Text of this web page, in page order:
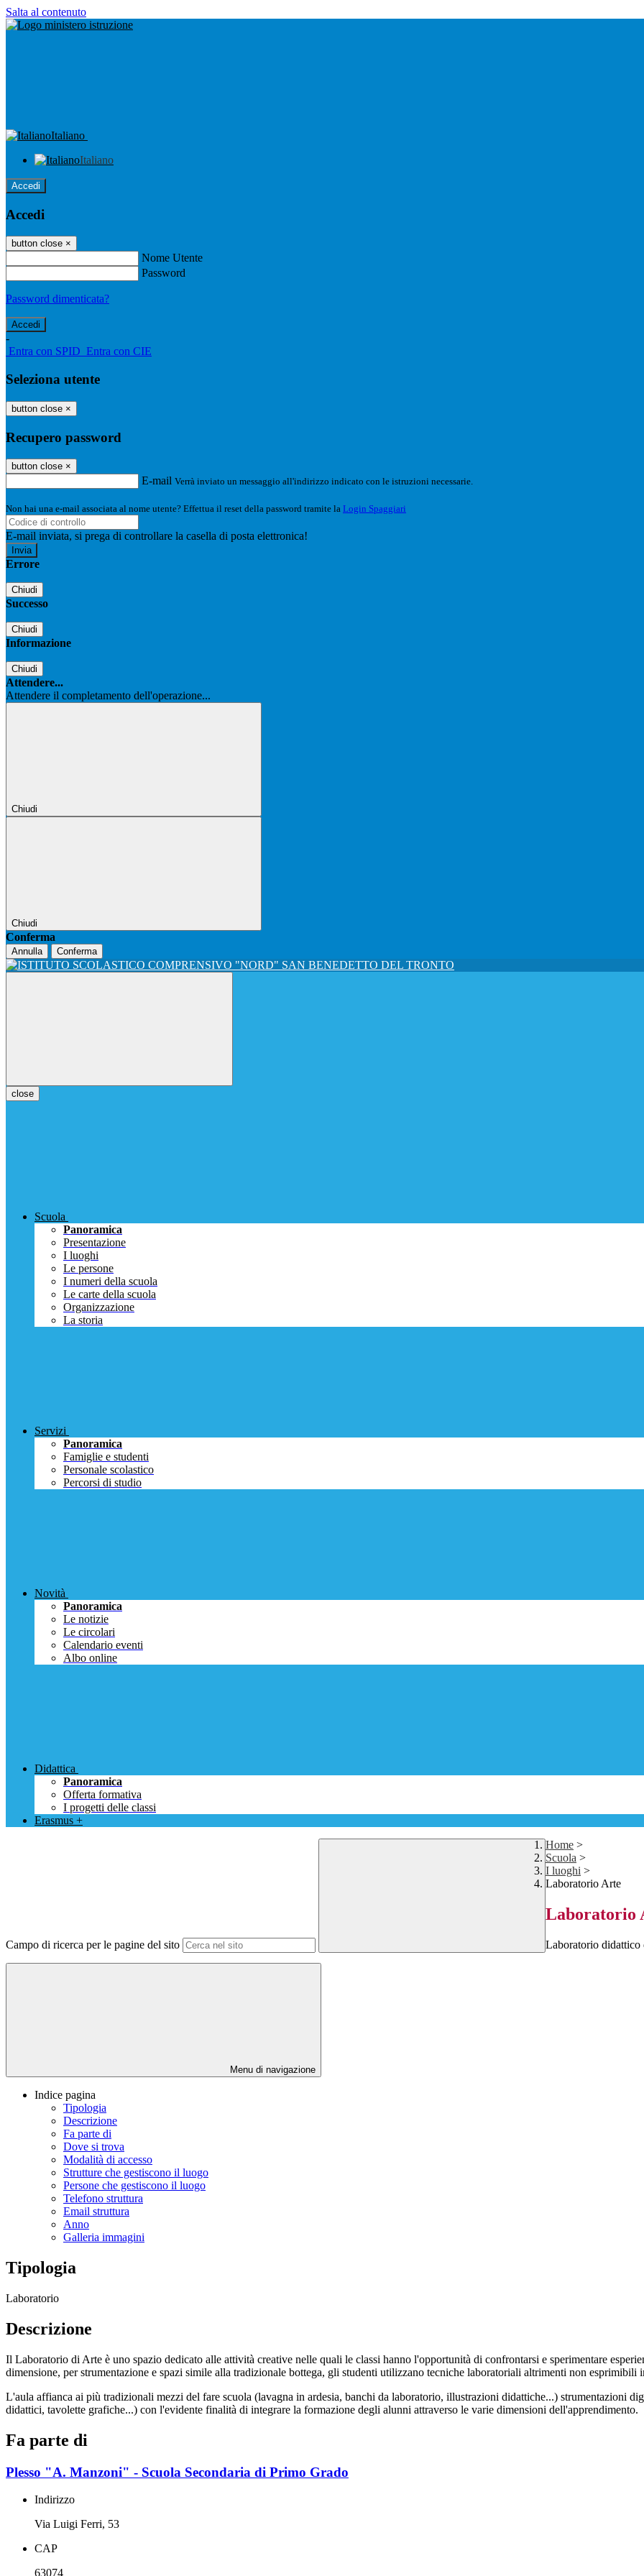
Salta al contenuto
Italiano
Italiano
Accedi
Accedi
button close ×
Nome Utente
Password
Password dimenticata?
-
Entra con SPID Entra con CIE
Seleziona utente
button close ×
Recupero password
button close ×
E-mail Verrà inviato un messaggio all'indirizzo indicato con le istruzioni necessarie.
Non hai una e-mail associata al nome utente? Effettua il reset della password tramite la Login Spaggiari
E-mail inviata, si prega di controllare la casella di posta elettronica!
Errore
Chiudi
Successo
Chiudi
Informazione
Chiudi
Attendere...
Attendere il completamento dell'operazione...
Chiudi
Chiudi
Conferma
Annulla Conferma
close
Scuola
Panoramica
Presentazione
I luoghi
Le persone
I numeri della scuola
Le carte della scuola
Organizzazione
La storia
Servizi
Panoramica
Famiglie e studenti
Personale scolastico
Percorsi di studio
Novità
Panoramica
Le notizie
Le circolari
Calendario eventi
Albo online
Didattica
Panoramica
Offerta formativa
I progetti delle classi
Erasmus +
Campo di ricerca per le pagine del sito
Home >
Scuola >
I luoghi >
Laboratorio Arte
Laboratorio
Laboratorio didattico
Menu di navigazione
Indice pagina
Tipologia
Descrizione
Fa parte di
Dove si trova
Modalità di accesso
Strutture che gestiscono il luogo
Persone che gestiscono il luogo
Telefono struttura
Email struttura
Anno
Galleria immagini
Tipologia
Laboratorio
Descrizione
Il Laboratorio di Arte è uno spazio dedicato alle attività creative nelle quali le classi hanno l'opportunità di confrontarsi e sperimentare
dimensione, per strumentazione e spazi simile alla tradizionale bottega, gli studenti utilizzano tecniche laboratoriali altrimenti non esprimibili
L'aula affianca ai più tradizionali mezzi del fare scuola (lavagna in ardesia, banchi da laboratorio, illustrazioni didattiche...) strumentazioni
didattici, tavolette grafiche...) con l'evidente finalità di integrare la formazione degli alunni attraverso le varie dimensioni dell'apprendimento.
Fa parte di
Plesso "A. Manzoni" - Scuola Secondaria di Primo Grado
Indirizzo
Via Luigi Ferri, 53
CAP
63074